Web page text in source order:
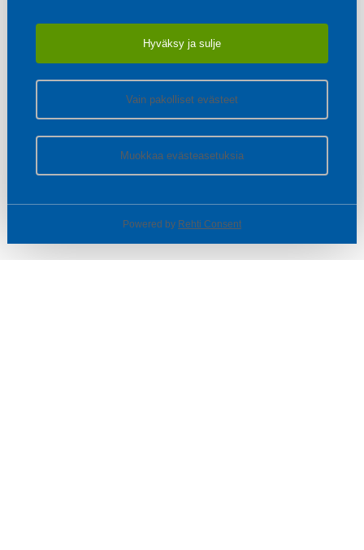
Hyväksy ja sulje
Vain pakolliset evästeet
Muokkaa evästeasetuksia
Powered by Rehti Consent